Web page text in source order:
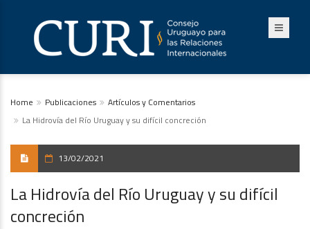
Home Publicaciones
Artículos y Comentarios
La Hidrovía del Río Uruguay y su difícil concreción
13/02/2021
La Hidrovía del Río Uruguay y su difícil
concreción